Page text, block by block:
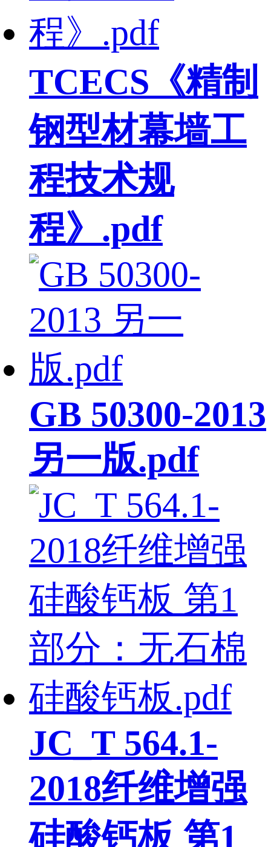
TCECS《精制
钢型材幕墙工
程技术规
程》.pdf
GB 50300-2013
另一版.pdf
JC_T 564.1-
2018纤维增强
硅酸钙板 第1